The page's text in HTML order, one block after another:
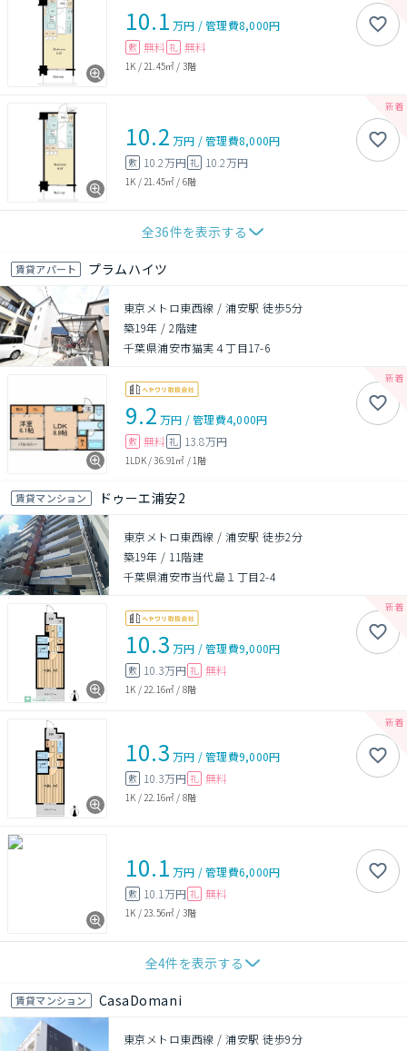
10.1 万円 /管理費8,000円
敷 無料 礼 無料
1K / 21.45㎡ / 3階
10.2 万円 /管理費8,000円
敷 10.2万円 礼 10.2万円
1K / 21.45㎡ / 6階
全36件を表示する
賃貸アパート プラムハイツ
東京メトロ東西線 / 浦安駅 徒歩5分
築19年 /2階建
千葉県浦安市猫実４丁目17-6
9.2 万円 /管理費4,000円
敷 無料 礼 13.8万円
1LDK/36.91㎡ /1階
賃貸マンション ドゥーエ浦安2
東京メトロ東西線 / 浦安駅 徒歩2分
築19年 / 11階建
千葉県浦安市当代島１丁目2-4
10.3 万円 /管理費9,000円
敷 10.3万円 礼 無料
1K /22.16㎡ / 8階
10.3 万円 /管理費9,000円
敷 10.3万円 礼 無料
1K / 22.16㎡ / 8階
10.1 万円 /管理費6,000円
敷 10.1万円 礼 無料
1K / 23.56㎡ / 3階
全4件を表示する
賃貸マンション CasaDomani
東京メトロ東西線 / 浦安駅 徒歩9分